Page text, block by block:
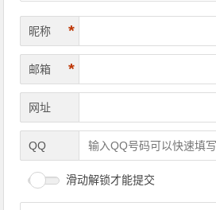
昵称 *
邮箱 *
网址
QQ
滑动解锁才能提交